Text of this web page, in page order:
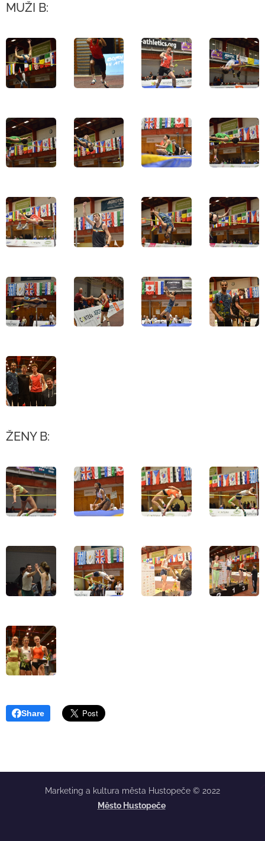
MUŽI B:
ŽENY B:
Share
Marketing a kultura města Hustopeče © 2022
Město Hustopeče